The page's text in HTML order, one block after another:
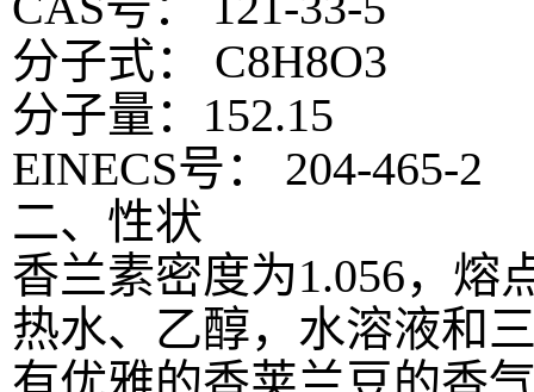
分子式： C8H8O3
分子量：152.15
EINECS号： 204-465-2
二、性状
香兰素密度为1.056，
热水、乙醇，水溶液和